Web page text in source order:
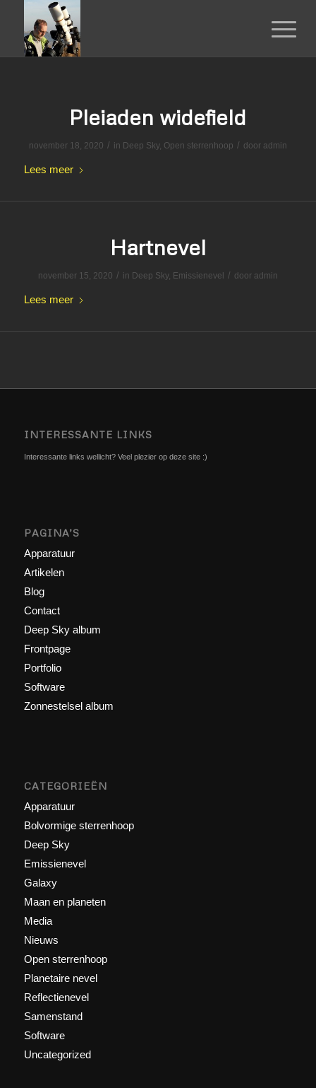
Pleiaden widefield
november 18, 2020 / in Deep Sky, Open sterrenhoop / door admin
Lees meer
Hartnevel
november 15, 2020 / in Deep Sky, Emissienevel / door admin
Lees meer
INTERESSANTE LINKS
Interessante links wellicht? Veel plezier op deze site :)
PAGINA’S
Apparatuur
Artikelen
Blog
Contact
Deep Sky album
Frontpage
Portfolio
Software
Zonnestelsel album
CATEGORIEËN
Apparatuur
Bolvormige sterrenhoop
Deep Sky
Emissienevel
Galaxy
Maan en planeten
Media
Nieuws
Open sterrenhoop
Planetaire nevel
Reflectienevel
Samenstand
Software
Uncategorized